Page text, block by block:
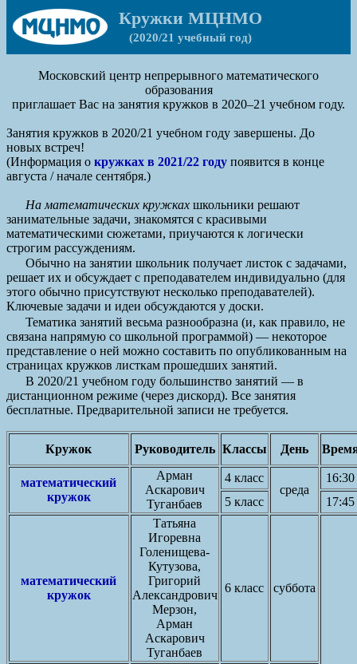
Кружки МЦНМО
(2020/21 учебный год)
Московский центр непрерывного математического
образования
приглашает Вас на занятия кружков в 2020–21 учебном году.
Занятия кружков в 2020/21 учебном году завершены. До
новых встреч!
(Информация о кружках в 2021/22 годупоявится в конце
августа / начале сентября.)
На математических кружкахшкольники решают
занимательные задачи, знакомятся с красивыми
математическими сюжетами, приучаются к логически
строгим рассуждениям.
Обычно на занятии школьник получает листок с задачами,
решает их и обсуждает с преподавателем индивидуально (для
этого обычно присутствуют несколько преподавателей).
Ключевые задачи и идеи обсуждаются у доски.
Тематика занятий весьма разнообразна (и, как правило, не
связана напрямую со школьной программой) — некоторое
представление о ней можно составить по опубликованным на
страницах кружков листкам прошедших занятий.
В 2020/21 учебном году большинство занятий — в
дистанционном режиме (через дискорд). Все занятия
бесплатные. Предварительной записи не требуется.
Кружок Руководитель Классы День
математический
кружок
Арман
Аскарович
Туганбаев
4 класс
среда
16:30
5 класс
17:45
математический
кружок
Татьяна
Игоревна
Голенищева-
Кутузова,
Григорий
Александрович
Мерзон,
Арман
Аскарович
Туганбаев
6 класс суббота